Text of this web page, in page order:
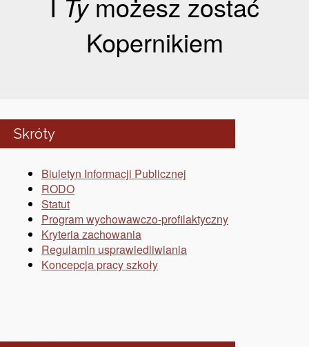
Kopernikiem
Skróty
Biuletyn Informacji Publicznej
RODO
Statut
Program wychowawczo-profilaktyczny
Kryteria zachowania
Regulamin usprawiedliwiania
Koncepcja pracy szkoły